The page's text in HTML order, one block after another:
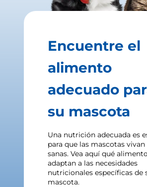
Encuentre el
alimento
adecuado
su mascota
Una nutrición adecuada es
para que las mascotas
sanas. Vea aquí qué
adaptan a las necesidades
nutricionales específicas de
mascota.